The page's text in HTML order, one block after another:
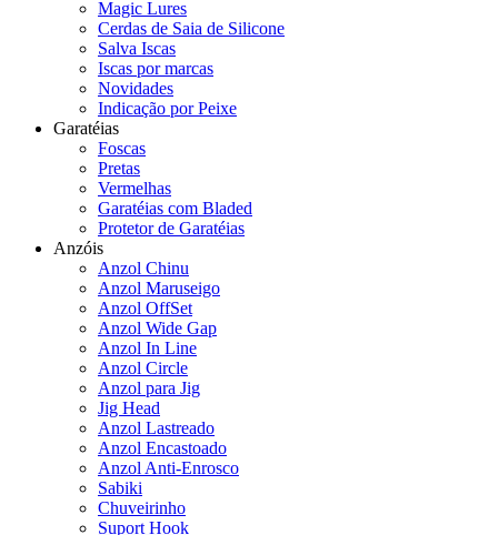
Magic Lures
Cerdas de Saia de Silicone
Salva Iscas
Iscas por marcas
Novidades
Indicação por Peixe
Garatéias
Foscas
Pretas
Vermelhas
Garatéias com Bladed
Protetor de Garatéias
Anzóis
Anzol Chinu
Anzol Maruseigo
Anzol OffSet
Anzol Wide Gap
Anzol In Line
Anzol Circle
Anzol para Jig
Jig Head
Anzol Lastreado
Anzol Encastoado
Anzol Anti-Enrosco
Sabiki
Chuveirinho
Suport Hook